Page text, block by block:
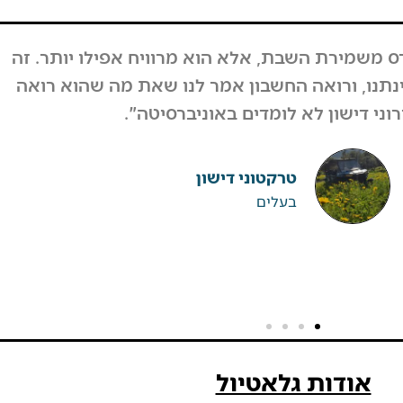
המחזור לא ירד, אבל גם אם כן לקחנו את זה
קיבלנו תגובות מפרגנות מאוד מהרבה אנשים.
מאות אנשים וחיזקו ובירכו על ההחלטה".
ערן גיגי
רפטינג נהר הירדן
אודות גלאטיול